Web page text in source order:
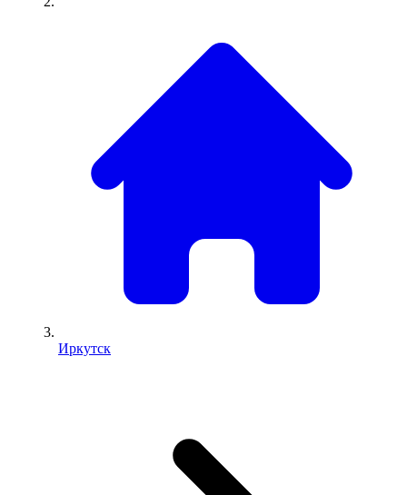
Иркутск